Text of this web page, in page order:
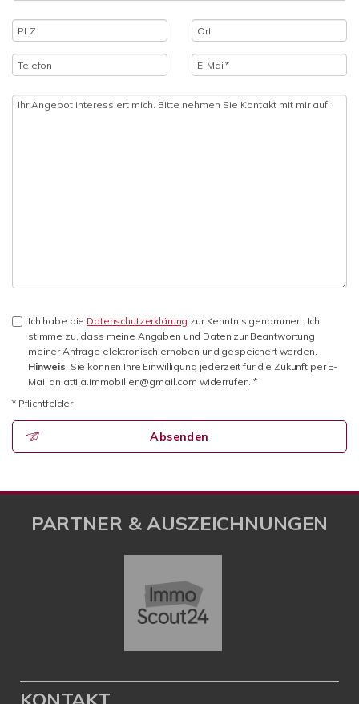
Ich habe die Datenschutzerklärung zur Kenntnis genommen. Ich
stimme zu, dass meine Angaben und Daten zur Beantwortung
meiner Anfrage elektronisch erhoben und gespeichert werden.
Hinweis: Sie können Ihre Einwilligung jederzeit für die Zukunft per E-
Mail an attila.immobilien@gmail.com widerrufen. *
* Pflichtfelder
Absenden
PARTNER & AUSZEICHNUNGEN